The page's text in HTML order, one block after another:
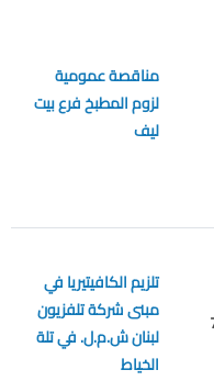
مناقصة عمومية
لزوم المطبخ فرع بيت
ليف
تلزيم الكافيتيريا في
مبنى شركة تلفزيون
لبنان ش.م.ل. في تلة
الخياط